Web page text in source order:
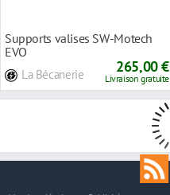
Supports valises SW-Motech
EVO
La Bécanerie 265,00 €
Livraison gratuite